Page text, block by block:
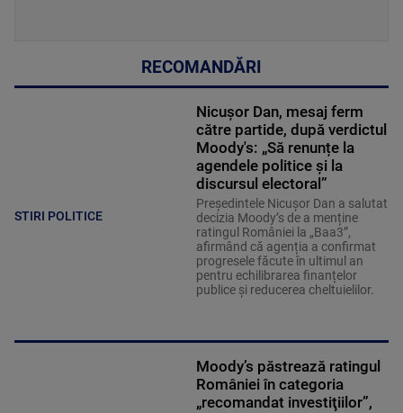
RECOMANDĂRI
STIRI POLITICE
Nicușor Dan, mesaj ferm
către partide, după verdictul
Moody's: „Să renunțe la
agendele politice şi la
discursul electoral”
Președintele Nicușor Dan a salutat
decizia Moody’s de a menține
ratingul României la „Baa3”,
afirmând că agenția a confirmat
progresele făcute în ultimul an
pentru echilibrarea finanțelor
publice și reducerea cheltuielilor.
Moody’s păstrează ratingul
României în categoria
„recomandat investiţiilor”,